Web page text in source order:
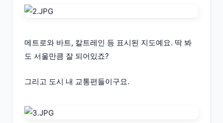
메트로와 바트, 칼트레인 등 표시된 지도예요. 딱 봐
도 서울만큼 잘 되어있죠?
그리고 도시 내 교통편들이구요.